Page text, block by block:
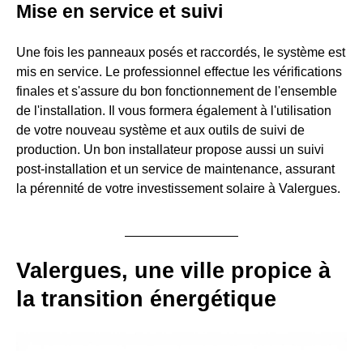
Mise en service et suivi
Une fois les panneaux posés et raccordés, le système est
mis en service. Le professionnel effectue les vérifications
finales et s'assure du bon fonctionnement de l'ensemble
de l'installation. Il vous formera également à l'utilisation
de votre nouveau système et aux outils de suivi de
production. Un bon installateur propose aussi un suivi
post-installation et un service de maintenance, assurant
la pérennité de votre investissement solaire à Valergues.
Valergues, une ville propice à
la transition énergétique